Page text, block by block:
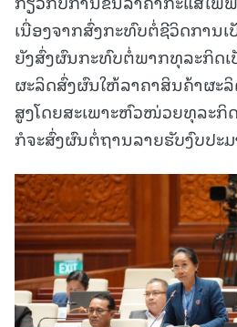
ເນື່ອງຈາກສົ່ງກະທົບຕໍ່ຊີວິດການ
ຍັງສົ່ງຜົນກະທົບຕໍ່ພາກທຸລະກິດ
ຜະລິດສົ່ງຜົນໃຫ້ລາຄາສິນຄ້າຜະ
ສູງໂດຍສະເພາະຫົວໜ່ວຍທຸລະກິ
ກໍຈະສົ່ງຜົນຕໍ່ຖານລາຍຮັບງົບປະ